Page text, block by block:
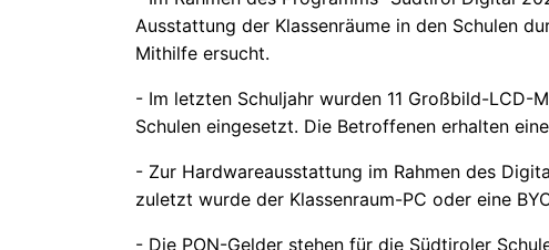
Ausstattung der Klassenräume in den Schulen
Mithilfe ersucht.
- Im letzten Schuljahr wurden 11 Großbild-
Schulen eingesetzt. Die Betroffenen erhalten
- Zur Hardwareausstattung im Rahmen des
zuletzt wurde der Klassenraum-PC oder eine
- Die PON-Gelder stehen für die Südtiroler